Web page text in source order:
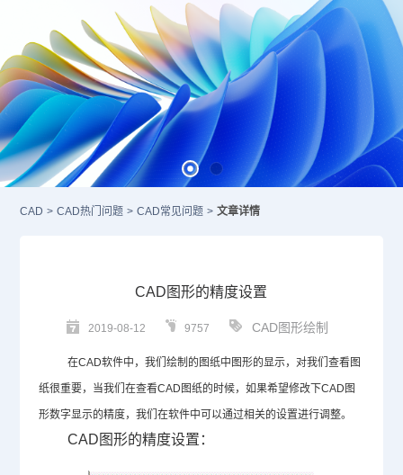
CAD > CAD热门问题 > CAD常见问题 > 文章详情
CAD图形的精度设置
2019-08-12 9757 CAD图形绘制
在CAD软件中，我们绘制的图纸中图形的显示，对我们查看图
纸很重要，当我们在查看CAD 图纸的时候，如果希望修改下CAD 图
形数字显示的精度，我们在软件中可以通过相关的设置进行调整。
CAD图形的精度设置：